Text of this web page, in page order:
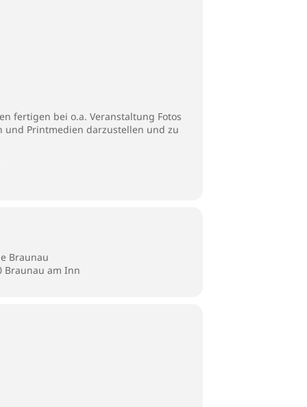
fertigen bei o.a. Veranstaltung Fotos
und Printmedien darzustellen und zu
Braunau
Braunau am Inn